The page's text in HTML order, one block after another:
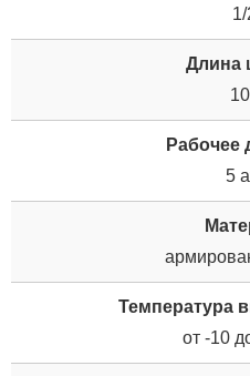
Длина
Рабочее
5
Температура
от -10